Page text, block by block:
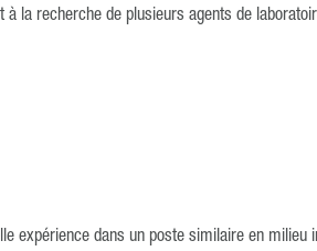
à la recherche de plusieurs agents de
expérience dans un poste similaire en milieu